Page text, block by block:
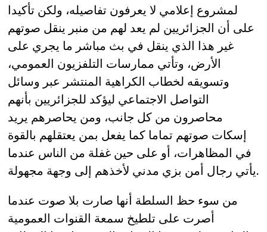
لمشروع إعلامي لا يعرفون تفاصيله، ولكن تأكيدا
على أن الجزائريين لم يعد لهم من منبر ينقل صوتهم
غير هذا الذي ينقل في بث مباشر ما يجري على
الأرض، وتأتي ممارسات التلفزيون العمومي،
وتسويقه لخطاب الكراهية المنتشر عبر وسائل
التواصل الاجتماعي ليؤكد للجزائريين بأنهم
محاصرون من كل جانب، ومن يحاصرهم يريد
إسكات صوتهم تماما كما يفعل بمن يعتقلهم بالقوة
في المظاهرات، أو على حين غفلة من الناس عندما
يأتي رجال أمن بزي مدني لأخذهم إلى وجهة مجهولة.
من سوء حظ السلطة أنها صارت بلا صوت عندما
أصرت على تلطيخ سمعة القنوات العمومية